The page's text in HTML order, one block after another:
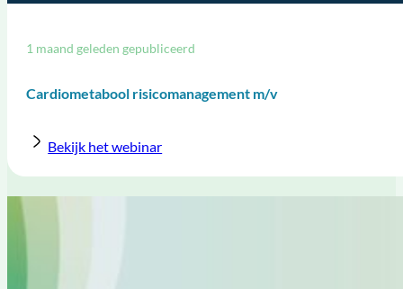
Cardiometabool risicomanagement m/v
1 maand geleden gepubliceerd
Bekijk het webinar